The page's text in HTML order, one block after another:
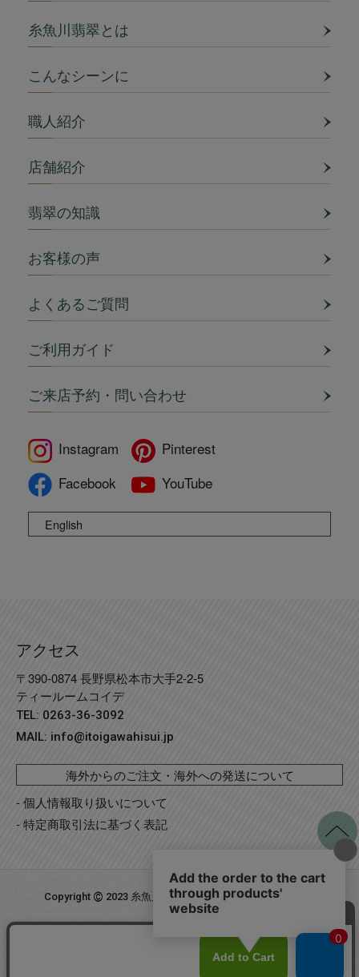
糸魚川翡翠とは
こんなシーンに
職人紹介
店舗紹介
翡翠の知識
お客様の声
よくあるご質問
ご利用ガイド
ご来店予約・問い合わせ
Instagram
Pinterest
Facebook
YouTube
English
アクセス
〒390-0874 長野県松本市大手2-2-5
ティールームコイデ
TEL: 0263-36-3092
MAIL: info@itoigawahisui.jp
海外からのご注文・海外への発送について
- 個人情報取り扱いについて
- 特定商取引法に基づく表記
Copyright © 2023 糸魚川翡翠工房こたき. R2 事業再構築